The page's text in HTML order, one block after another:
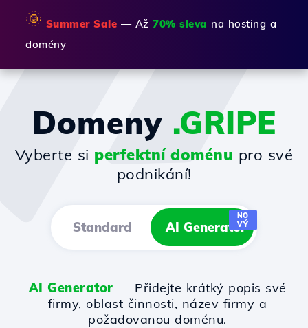
🌞 Summer Sale — Až 70% sleva na hosting a
domény
Domeny .GRIPE
Vyberte si perfektní doménu pro své
podnikání!
Standard AI Generator
NO
VÝ
AI Generator — Přidejte krátký popis své
firmy, oblast činnosti, název firmy a
požadovanou doménu.